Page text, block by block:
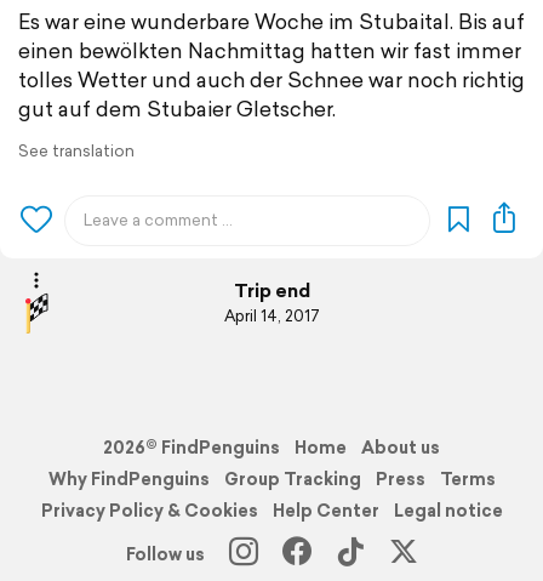
Es war eine wunderbare Woche im Stubaital. Bis auf
einen bewölkten Nachmittag hatten wir fast immer
tolles Wetter und auch der Schnee war noch richtig
gut auf dem Stubaier Gletscher.
See translation
Trip end
April 14, 2017
2026© FindPenguins Home
About us
Why FindPenguins
Group Tracking Press
Terms
Privacy Policy & Cookies
Help Center
Legal notice
Follow us